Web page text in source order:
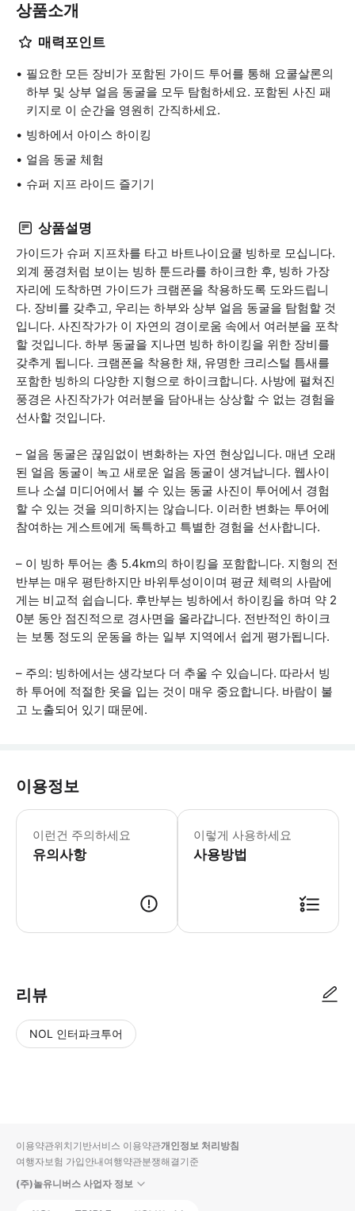
상품소개
매력포인트
필요한 모든 장비가 포함된 가이드 투어를 통해 요쿨살론의
하부 및 상부 얼음 동굴을 모두 탐험하세요. 포함된 사진 패
키지로 이 순간을 영원히 간직하세요.
빙하에서 아이스 하이킹
얼음 동굴 체험
슈퍼 지프 라이드 즐기기
상품설명
가이드가 슈퍼 지프차를 타고 바트나이요쿨 빙하로 모십니다.
외계 풍경처럼 보이는 빙하 툰드라를 하이크한 후, 빙하 가장
자리에 도착하면 가이드가 크램폰을 착용하도록 도와드립니
다. 장비를 갖추고, 우리는 하부와 상부 얼음 동굴을 탐험할 것
입니다. 사진작가가 이 자연의 경이로움 속에서 여러분을 포착
할 것입니다. 하부 동굴을 지나면 빙하 하이킹을 위한 장비를
갖추게 됩니다. 크램폰을 착용한 채, 유명한 크리스털 틈새를
포함한 빙하의 다양한 지형으로 하이크합니다. 사방에 펼쳐진
풍경은 사진작가가 여러분을 담아내는 상상할 수 없는 경험을
선사할 것입니다.
– 얼음 동굴은 끊임없이 변화하는 자연 현상입니다. 매년 오래
된 얼음 동굴이 녹고 새로운 얼음 동굴이 생겨납니다. 웹사이
트나 소셜 미디어에서 볼 수 있는 동굴 사진이 투어에서 경험
할 수 있는 것을 의미하지는 않습니다. 이러한 변화는 투어에
참여하는 게스트에게 독특하고 특별한 경험을 선사합니다.
– 이 빙하 투어는 총 5.4km의 하이킹을 포함합니다. 지형의 전
반부는 매우 평탄하지만 바위투성이이며 평균 체력의 사람에
게는 비교적 쉽습니다. 후반부는 빙하에서 하이킹을 하며 약 2
0분 동안 점진적으로 경사면을 올라갑니다. 전반적인 하이크
는 보통 정도의 운동을 하는 일부 지역에서 쉽게 평가됩니다.
– 주의: 빙하에서는 생각보다 더 추울 수 있습니다. 따라서 빙
하 투어에 적절한 옷을 입는 것이 매우 중요합니다. 바람이 불
고 노출되어 있기 때문에.
이용정보
이런건 주의하세요
유의사항
만 18세 미만의 모든 승객은 반드시
이렇게 사용하세요
사용방법
리뷰
NOL 인터파크투어
입니
다.
순
상
이용약관위치기반서비스 이용약관개인정보 처리방침
여행자보험 가입안내여행약관분쟁해결기준
(주)놀유니버스 사업자 정보